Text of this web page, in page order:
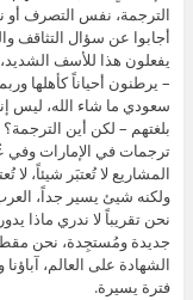
الترجمة، نفس التصرف أو
أجابوا عن سؤال التثاقف
يفعلون هذا للأسف الشديد،
– يرطنون أحياناً كأهلها
سعودي ما شاء الله، ليس
بلغتهم – لكن أين
ترجمات في الإمارات
المشاريع لا تُعتبَر شيئاً،
ولكنه شيئ يسير جداً،
نحن تقريباً لا ندري ماذا
جديدة ومُستجِدة، نحن
الشهادة على العالم،
فترة يسيرة.